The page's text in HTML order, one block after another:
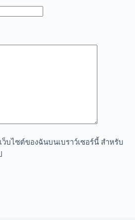
บไซต์ของฉันบนเบราว์เซอร์นี้ สำหรับ